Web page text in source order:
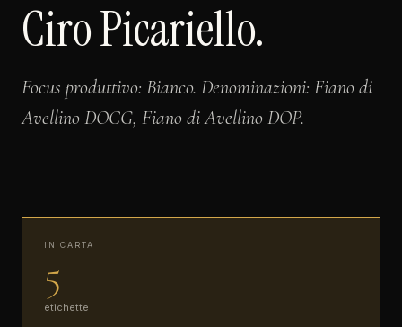
Ciro Picariello.
Focus produttivo: Bianco. Denominazioni: Fiano di
Avellino DOCG, Fiano di Avellino DOP.
IN CARTA
5
etichette